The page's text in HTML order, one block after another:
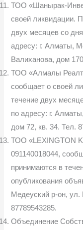
ТОО «Шанырак-
своей ликвидации.
двух месяцев со
адресу: г. Алматы,
Валиханова, дом
ТОО «Алмалы
сообщает о своей
течение двух
по адресу: г.
дом 72, кв. 34. Тел.
ТОО «LEXINGTON
091140018044,
принимаются в
опубликования
Медеуский р-он, ул.
87789543285.
Объединение